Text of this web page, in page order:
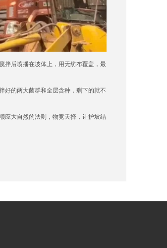
后喷播在坡体上，用无纺布覆盖，最
的两大菌群和全层含种，剩下的就不
大自然的法则，物竞天择，让护坡结